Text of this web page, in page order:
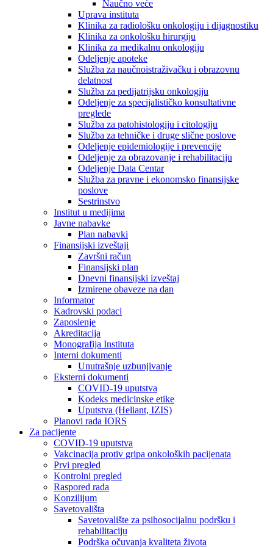
Naučno veće
Uprava instituta
Klinika za radiološku onkologiju i dijagnostiku
Klinika za onkološku hirurgiju
Klinika za medikalnu onkologiju
Odeljenje apoteke
Služba za naučnoistraživačku i obrazovnu
delatnost
Služba za pedijatrijsku onkologiju
Odeljenje za specijalističko konsultativne
preglede
Služba za patohistologiju i citologiju
Služba za tehničke i druge slične poslove
Odeljenje epidemiologije i prevencije
Odeljenje za obrazovanje i rehabilitaciju
Odeljenje Data Centar
Služba za pravne i ekonomsko finansijske
poslove
Sestrinstvo
Institut u medijima
Javne nabavke
Plan nabavki
Finansijski izveštaji
Završni račun
Finansijski plan
Dnevni finansijski izveštaj
Izmirene obaveze na dan
Informator
Kadrovski podaci
Zaposlenje
Akreditacija
Monografija Instituta
Interni dokumenti
Unutrašnje uzbunjivanje
Eksterni dokumenti
COVID-19 uputstva
Kodeks medicinske etike
Uputstva (Heliant, IZIS)
Planovi rada IORS
Za pacijente
COVID-19 uputstva
Vakcinacija protiv gripa onkoloških pacijenata
Prvi pregled
Kontrolni pregled
Raspored rada
Konzilijum
Savetovališta
Savetovalište za psihosocijalnu podršku i
rehabilitaciju
Podrška očuvanja kvaliteta života